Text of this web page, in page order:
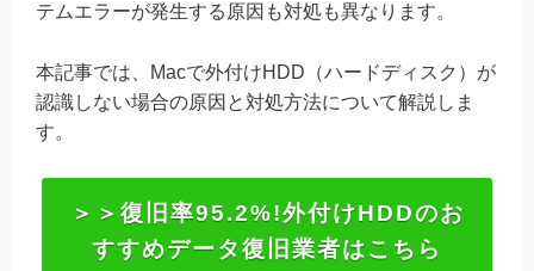
テムエラーが発生する原因も対処も異なります。
本記事では、Macで外付けHDD（ハードディスク）が
認識しない場合の原因と対処方法について解説しま
す。
＞＞復旧率95.2%!外付けHDDのお
すすめデータ復旧業者はこちら